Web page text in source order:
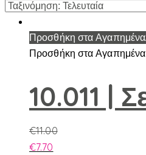
Προσθήκη στα Αγαπημένα
Προσθήκη στα Αγαπημένα
10.011 |
€11.00
€7.70